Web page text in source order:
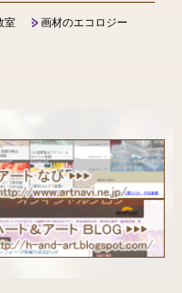
室
画材のエコロジー